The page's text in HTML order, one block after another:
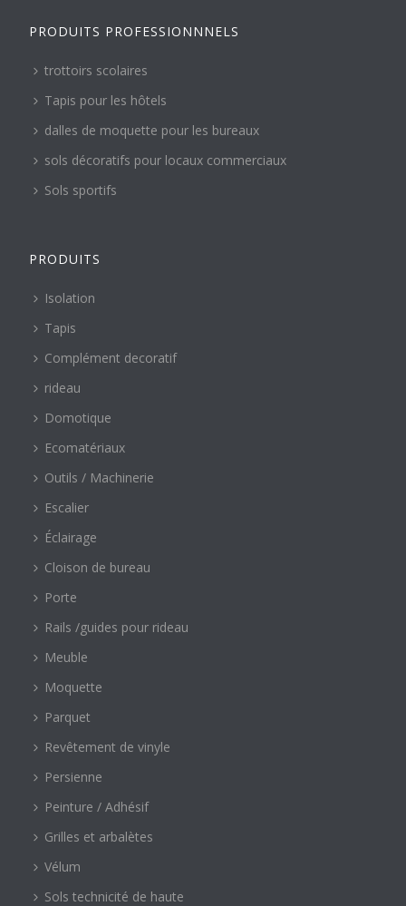
PRODUITS PROFESSIONNNELS
trottoirs scolaires
Tapis pour les hôtels
dalles de moquette pour les bureaux
sols décoratifs pour locaux commerciaux
Sols sportifs
PRODUITS
Isolation
Tapis
Complément decoratif
rideau
Domotique
Ecomatériaux
Outils / Machinerie
Escalier
Éclairage
Cloison de bureau
Porte
Rails /guides pour rideau
Meuble
Moquette
Parquet
Revêtement de vinyle
Persienne
Peinture / Adhésif
Grilles et arbalètes
Vélum
Sols technicité de haute